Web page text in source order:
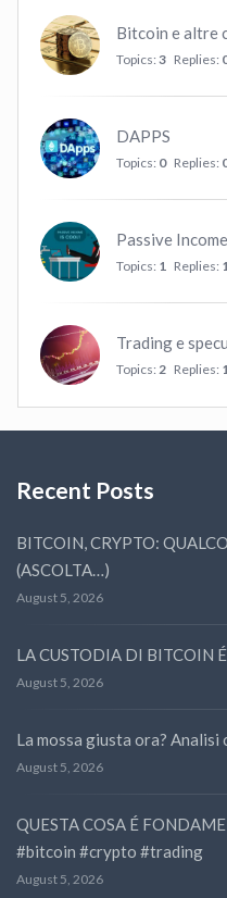
Bitcoin e altre
Topics: 3 Replies:
DAPPS
Topics: 0 Replies:
Passive Income
Topics: 1 Replies: 1
Trading e
Topics: 2 Replies: 1
Recent Posts
BITCOIN, CRYPTO:
(ASCOLTA…)
August 5, 2026
LA CUSTODIA DI BITCOIN
August 5, 2026
La mossa giusta ora? Analisi
August 5, 2026
QUESTA COSA É
#bitcoin #crypto #trading
August 5, 2026